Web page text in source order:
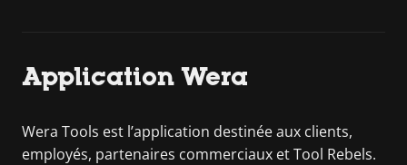
Application Wera
Wera Tools est l’application destinée aux clients,
employés, partenaires commerciaux et Tool Rebels.